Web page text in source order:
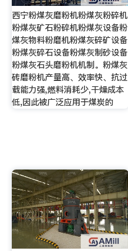
西宁粉煤灰磨粉机粉煤灰粉碎机
粉煤灰矿石粉碎机粉煤灰设备粉
煤灰物料粉磨机粉煤灰碎矿设备
粉煤灰碎石设备粉煤灰制砂设备
粉煤灰石头磨粉机机制。粉煤灰
砖磨粉机产量高、效率快、抗过
载能力强,燃料消耗少,干燥成本
低,因此被广泛应用于煤炭的